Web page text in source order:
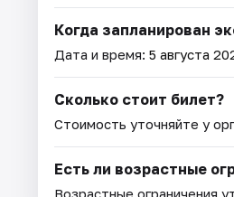
Когда запланирован
Дата и время: 5 августа
Сколько стоит билет?
Стоимость уточняйте у
Есть ли возрастные
Возрастные ограничения